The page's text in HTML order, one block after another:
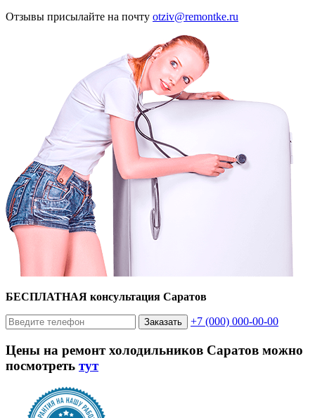
Отзывы присылайте на почту otziv@remontke.ru
БЕСПЛАТНАЯ консультация Саратов
Заказать +7 (000) 000-00-00
Цены на ремонт холодильников Саратов можно
посмотреть тут